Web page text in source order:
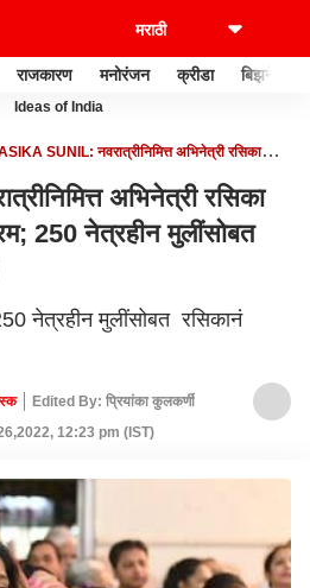
राजकारण मनोरंजन क्रीडा बिझनेस
Ideas of India
SUNIL: नवरात्रीनिमित्त अभिनेत्री रसिका
अभिनेत्री रसिका
250 नेत्रहीन मुलींसोबत
नेत्रहीन मुलींसोबत रसिकानं
Edited By: प्रियांका कुलकर्णी
12:23 pm (IST)